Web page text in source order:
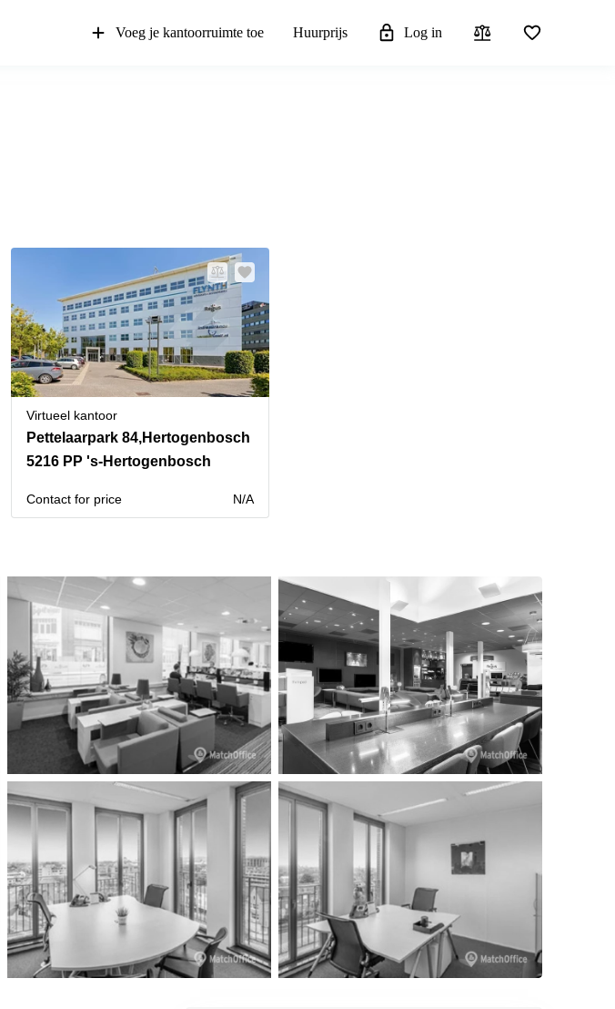
Voeg je kantoorruimte toe Huurprijs Log in
Virtueel kantoor
Pettelaarpark 84,Hertogenbosch
5216 PP 's-Hertogenbosch
Contact for price N/A